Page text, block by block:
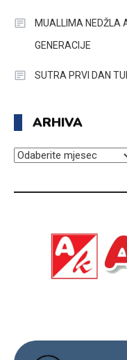
MUALLIMA NEDŽLA
GENERACIJE
SUTRA PRVI DAN
ARHIVA
ARHIVA